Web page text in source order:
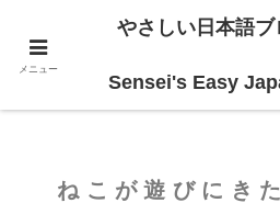
For Beginners
ねこが遊びに
メニュー
やさしい日本語
Sensei's Easy